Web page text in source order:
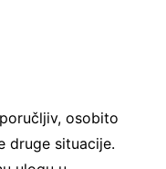
osobito
druge situacije.